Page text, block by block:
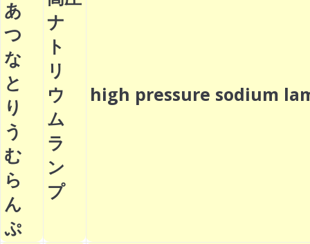
あ
つ
な
と
り
う
む
ら
ん
ぷ
ナ
ト
リ
ウ
ム
ラ
ン
プ
high pressure sodium